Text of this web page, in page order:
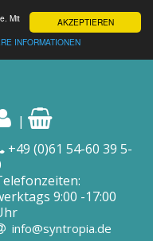
AKZEPTIEREN
Mit
INFORMATIONEN
|
+49 (0)61 54-60 39 5-
9:00 -17:00
info@syntropia.de